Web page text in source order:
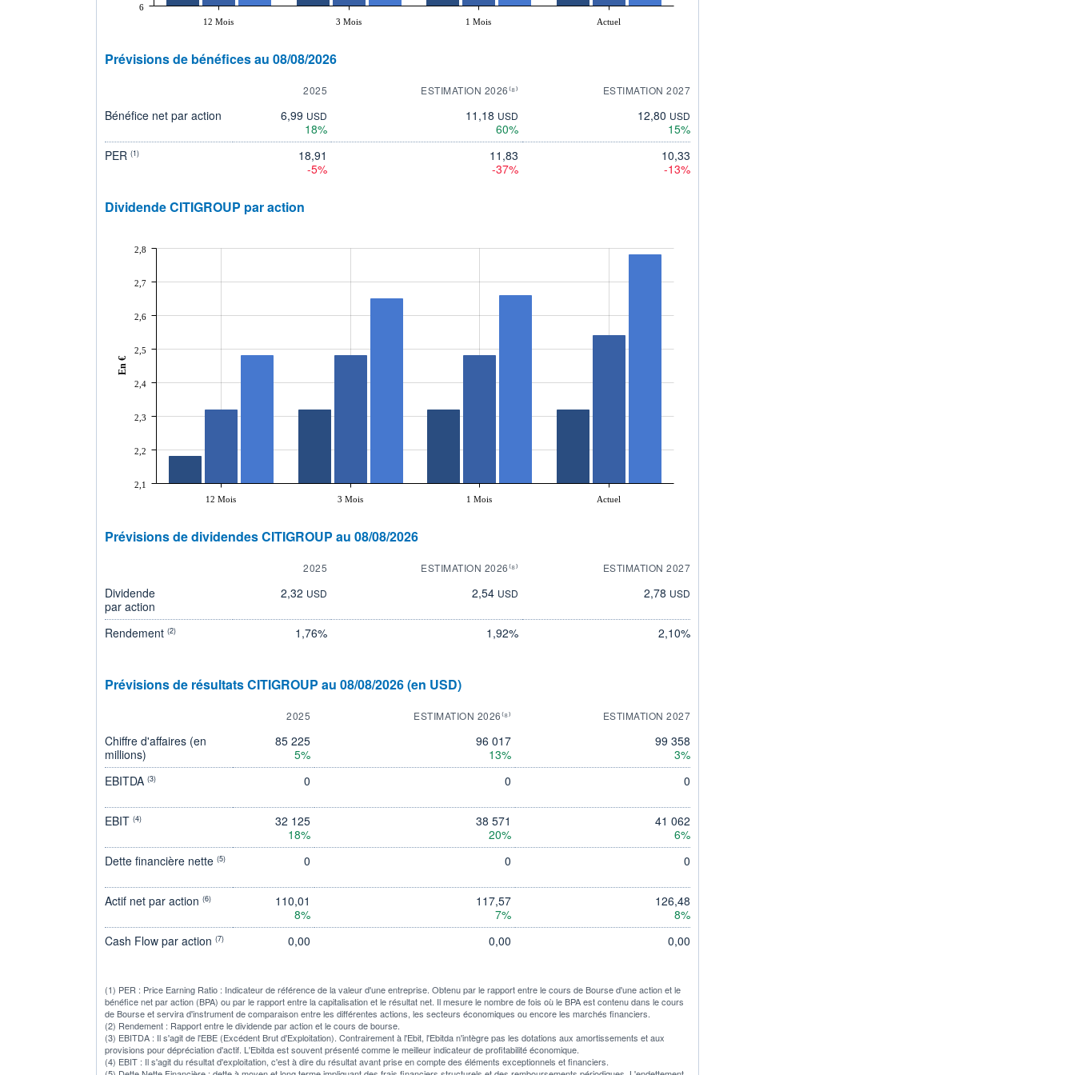
12 Mois 3 Mois 1 Mois Actuel
6
Prévisions de bénéfices au 08/08/2026
2025 ESTIMATION 2026⁽⁸⁾ ESTIMATION 2027
Bénéfice net par action 6,99 USD
18%
11,18 USD
60%
12,80 USD
15%
PER (1)
18,91
-5%
11,83
-37%
10,33
-13%
Dividende CITIGROUP par action
12 Mois 3 Mois 1 Mois Actuel
2,1
2,2
2,3
2,4
2,5
2,6
2,7
2,8
En €
Prévisions de dividendes CITIGROUP au 08/08/2026
2025 ESTIMATION 2026⁽⁸⁾ ESTIMATION 2027
Dividende
par action
2,32 USD 2,54 USD 2,78 USD
Rendement (2) 1,76% 1,92% 2,10%
Prévisions de résultats CITIGROUP au 08/08/2026 (en USD)
2025 ESTIMATION 2026⁽⁸⁾ ESTIMATION 2027
Chiffre d'affaires (en
millions)
85 225
5%
96 017
13%
99 358
3%
EBITDA (3) 0 0 0
EBIT (4)
32 125
18%
38 571
20%
41 062
6%
Dette financière nette (5) 0 0 0
Actif net par action (6)
110,01
8%
117,57
7%
126,48
8%
Cash Flow par action (7) 0,00 0,00 0,00
(1) PER : Price Earning Ratio : Indicateur de référence de la valeur d'une entreprise. Obtenu par le rapport entre le cours de Bourse d'une action et le
bénéfice net par action (BPA) ou par le rapport entre la capitalisation et le résultat net. Il mesure le nombre de fois où le BPA est contenu dans le cours
de Bourse et servira d'instrument de comparaison entre les différentes actions, les secteurs économiques ou encore les marchés financiers.
(2) Rendement : Rapport entre le dividende par action et le cours de bourse.
(3) EBITDA : Il s'agit de l'EBE (Excédent Brut d'Exploitation). Contrairement à l'Ebit, l'Ebitda n'intègre pas les dotations aux amortissements et aux
provisions pour dépréciation d'actif. L'Ebitda est souvent présenté comme le meilleur indicateur de profitabilité économique.
(4) EBIT : Il s'agit du résultat d'exploitation, c'est à dire du résultat avant prise en compte des éléments exceptionnels et financiers.